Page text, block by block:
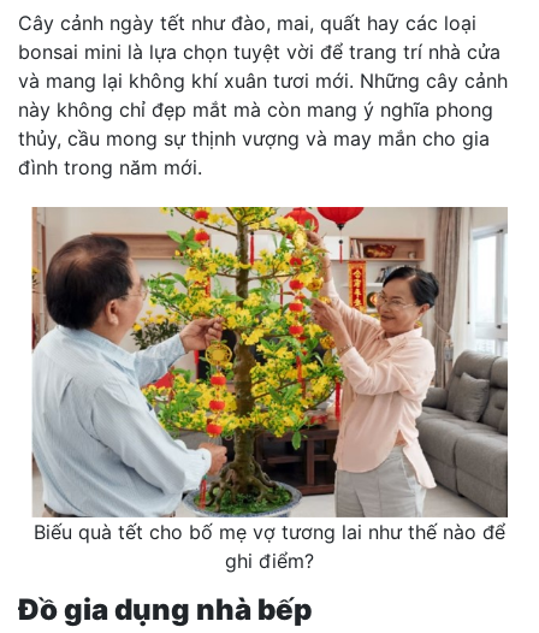
Cây cảnh ngày tết như đào, mai, quất hay các loại
bonsai mini là lựa chọn tuyệt vời để trang trí nhà cửa
và mang lại không khí xuân tươi mới. Những cây cảnh
này không chỉ đẹp mắt mà còn mang ý nghĩa phong
thủy, cầu mong sự thịnh vượng và may mắn cho gia
đình trong năm mới.
Biếu quà tết cho bố mẹ vợ tương lai như thế nào để
ghi điểm?
Đồ gia dụng nhà bếp